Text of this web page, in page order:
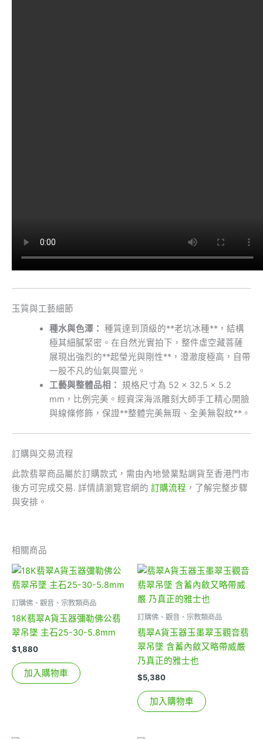
玉質與工藝細節
種水與色澤： 種質達到頂級的**老坑冰種**，結構
極其細膩緊密。在自然光實拍下，整件虛空藏菩薩
展現出強烈的**起瑩光與剛性**，澄澈度極高，自帶
一股不凡的仙氣與靈光。
工藝與整體品相： 規格尺寸為 52 × 32.5 × 5.2
mm，比例完美。經資深海派雕刻大師手工精心開臉
與線條修飾，保證**整體完美無瑕、全美無裂紋**。
訂購與交易流程
此款翡翠商品屬於訂購款式，需由內地營業點調貨至香港門市
後方可完成交易. 詳情請瀏覽官網的 訂購流程 ，了解完整步驟
與安排。
相關商品
訂購佛、觀音、宗教類商品
18K翡翠A貨玉器彌勒佛公翡
翠吊墜 主石25-30-5.8mm
$1,880
加入購物車
訂購佛、觀音、宗教類商品
翡翠A貨玉器玉墨翠玉觀音翡
翠吊墜 含蓄內斂又略帶威嚴
乃真正的雅士也
$5,380
加入購物車